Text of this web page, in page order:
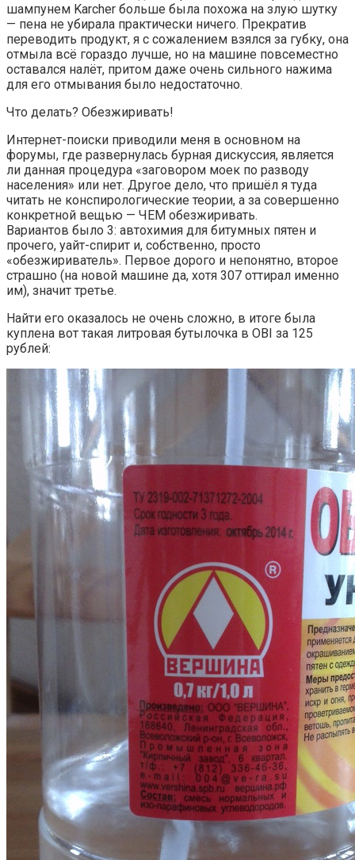
шампунем Karcher больше была похожа на злую шутку
— пена не убирала практически ничего. Прекратив
переводить продукт, я с сожалением взялся за губку, она
отмыла всё гораздо лучше, но на машине повсеместно
оставался налёт, притом даже очень сильного нажима
для его отмывания было недостаточно.
Что делать? Обезжиривать!
Интернет-поиски приводили меня в основном на
форумы, где развернулась бурная дискуссия, является
ли данная процедура «заговором моек по разводу
населения» или нет. Другое дело, что пришёл я туда
читать не конспирологические теории, а за совершенно
конкретной вещью — ЧЕМ обезжиривать.
Вариантов было 3: автохимия для битумных пятен и
прочего, уайт-спирит и, собственно, просто
«обезжириватель». Первое дорого и непонятно, второе
страшно (на новой машине да, хотя 307 оттирал именно
им), значит третье.
Найти его оказалось не очень сложно, в итоге была
куплена вот такая литровая бутылочка в OBI за 125
рублей: